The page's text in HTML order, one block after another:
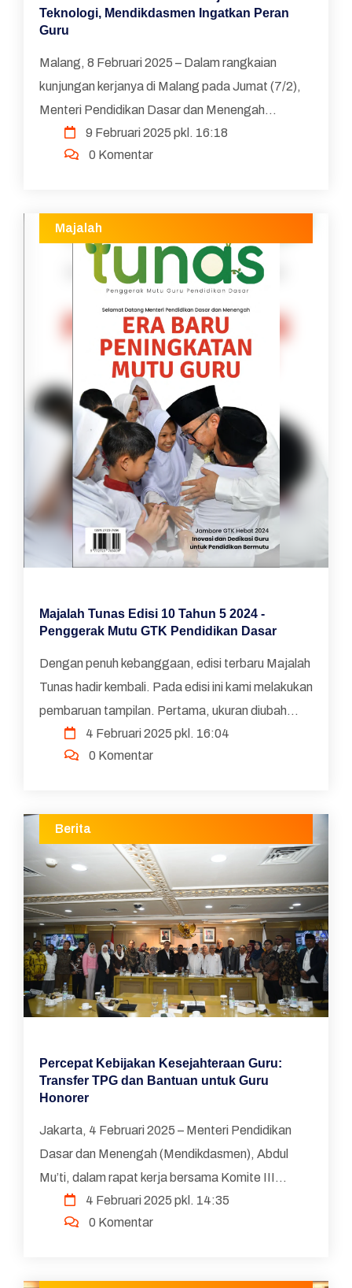
Teknologi, Mendikdasmen Ingatkan Peran
Guru
Malang, 8 Februari 2025 – Dalam rangkaian
kunjungan kerjanya di Malang pada Jumat (7/2),
Menteri Pendidikan Dasar dan Menengah
(Mendikdasmen), Abdul Mu’ti, berkunjung ke
Fakultas Ilmu Kegu...
9 Februari 2025 pkl. 16:18
0 Komentar
Majalah
Majalah Tunas Edisi 10 Tahun 5 2024 -
Penggerak Mutu GTK Pendidikan Dasar
Dengan penuh kebanggaan, edisi terbaru Majalah
Tunas hadir kembali. Pada edisi ini kami melakukan
pembaruan tampilan. Pertama, ukuran diubah
menjadi rasio 9:16, sebagaimana lazimnya rasio
ponsel pinta...
4 Februari 2025 pkl. 16:04
0 Komentar
Berita
Percepat Kebijakan Kesejahteraan Guru:
Transfer TPG dan Bantuan untuk Guru
Honorer
Jakarta, 4 Februari 2025 – Menteri Pendidikan
Dasar dan Menengah (Mendikdasmen), Abdul
Mu’ti, dalam rapat kerja bersama Komite III
Dewan Perwakilan Daerah (DPD) RI di Jakarta,
Senin (3/4) ...
4 Februari 2025 pkl. 14:35
0 Komentar